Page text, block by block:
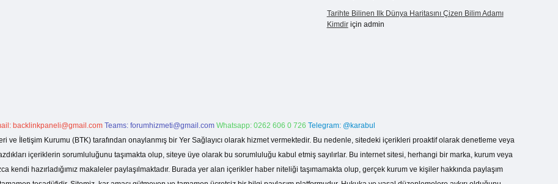
Tarihte Bilinen Ilk Dünya Haritasını Çizen Bilim Adamı
Kimdiriçin admin
backlinkpaneli@gmail.com Teams: forumhizmeti@gmail.com Whatsapp: 0262 606 0 726 Telegram: @karabul
ve İletişim Kurumu (BTK) tarafından onaylanmış bir Yer Sağlayıcı olarak hizmet vermektedir. Bu nedenle, sitedeki içerikleri proaktif olarak denetleme veya
içeriklerin sorumluluğunu taşımakta olup, siteye üye olarak bu sorumluluğu kabul etmiş sayılırlar. Bu internet sitesi, herhangi bir marka, kurum veya
kendi hazırladığımız makaleler paylaşılmaktadır. Burada yer alan içerikler haber niteliği taşımamakta olup, gerçek kurum ve kişiler hakkında paylaşım